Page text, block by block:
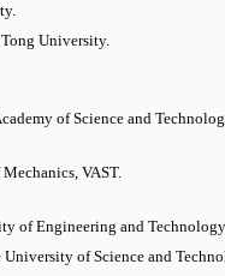
University.
of Science and
VAST.
of Engineering and
of Science and